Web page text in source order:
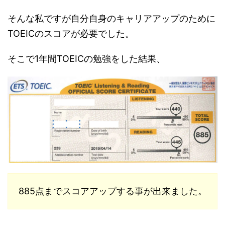
そんな私ですが自分自身のキャリアアップのために
TOEICのスコアが必要でした。
そこで1年間TOEICの勉強をした結果、
885点までスコアアップする事が出来ました。